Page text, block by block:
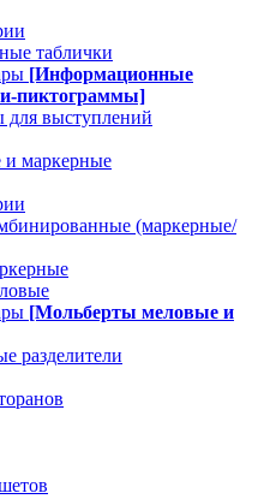
таблички
[Информационные
пиктограммы]
выступлений
маркерные
(маркерные/
[Мольберты меловые и
разделители